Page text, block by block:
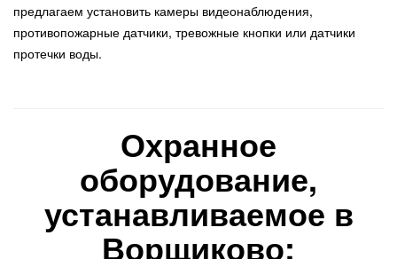
предлагаем установить камеры видеонаблюдения,
противопожарные датчики, тревожные кнопки или датчики
протечки воды.
Охранное
оборудование,
устанавливаемое в
Ворщиково: